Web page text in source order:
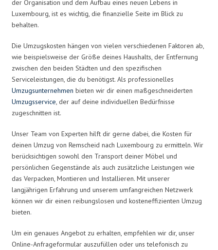
der Organisation und dem Aufbau eines neuen Lebens in
Luxembourg, ist es wichtig, die finanzielle Seite im Blick zu
behalten.
Die Umzugskosten hängen von vielen verschiedenen Faktoren ab,
wie beispielsweise der Größe deines Haushalts, der Entfernung
zwischen den beiden Städten und den spezifischen
Serviceleistungen, die du benötigst. Als professionelles
Umzugsunternehmen bieten wir dir einen maßgeschneiderten
Umzugsservice, der auf deine individuellen Bedürfnisse
zugeschnitten ist.
Unser Team von Experten hilft dir gerne dabei, die Kosten für
deinen Umzug von Remscheid nach Luxembourg zu ermitteln. Wir
berücksichtigen sowohl den Transport deiner Möbel und
persönlichen Gegenstände als auch zusätzliche Leistungen wie
das Verpacken, Montieren und Installieren. Mit unserer
langjährigen Erfahrung und unserem umfangreichen Netzwerk
können wir dir einen reibungslosen und kosteneffizienten Umzug
bieten.
Um ein genaues Angebot zu erhalten, empfehlen wir dir, unser
Online-Anfrageformular auszufüllen oder uns telefonisch zu